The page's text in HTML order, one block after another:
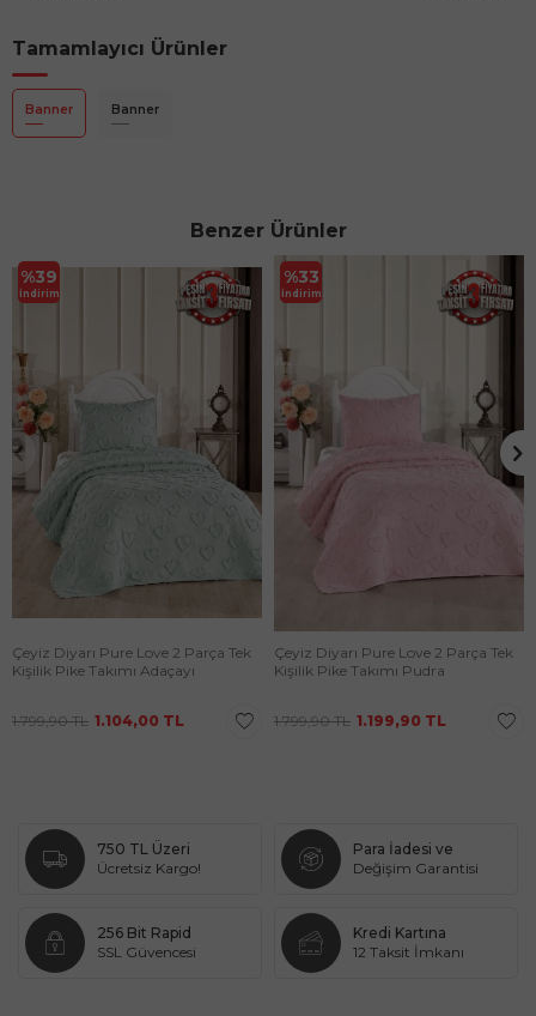
Tamamlayıcı Ürünler
Banner Banner
Benzer Ürünler
%39
İndirim
Çeyiz Diyarı Pure Love 2 Parça Tek
Kişilik Pike Takımı Adaçayı
1.799,90TL 1.104,00 TL
%33
İndirim
Çeyiz Diyarı Pure Love 2 Parça Tek
Kişilik Pike Takımı Pudra
1.799,90TL 1.199,90 TL
750 TL Üzeri
Ücretsiz Kargo!
Para İadesi ve
Değişim Garantisi
256 Bit Rapid
SSL Güvencesi
Kredi Kartına
12 Taksit İmkanı